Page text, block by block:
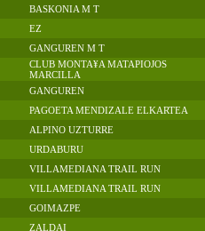
BASKONIA M T
EZ
GANGUREN M T
CLUB MONTA¥A MATAPIOJOS
MARCILLA
GANGUREN
PAGOETA MENDIZALE ELKARTEA
ALPINO UZTURRE
URDABURU
VILLAMEDIANA TRAIL RUN
VILLAMEDIANA TRAIL RUN
GOIMAZPE
ZALDAI